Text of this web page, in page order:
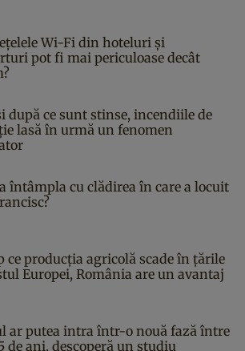
Wi-Fi din hoteluri și
pot fi mai periculoase decât
după ce sunt stinse, incendiile de
lasă în urmă un fenomen
întâmpla cu clădirea în care a locuit
ce producția agricolă scade în țările
Europei, România are un avantaj
ar putea intra într-o nouă fază între
de ani, descoperă un studiu